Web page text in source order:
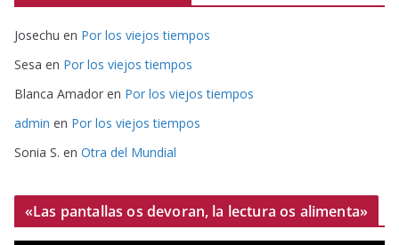
Josechu en Por los viejos tiempos
Sesa en Por los viejos tiempos
Blanca Amador en Por los viejos tiempos
admin en Por los viejos tiempos
Sonia S. en Otra del Mundial
«Las pantallas os devoran, la lectura os alimenta»